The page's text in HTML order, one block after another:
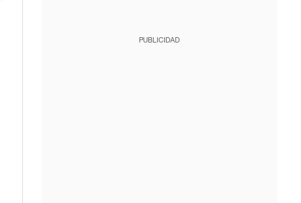
PUBLICIDAD